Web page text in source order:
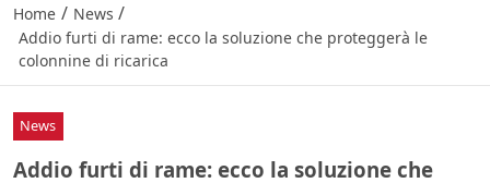
Home / News /
Addio furti di rame: ecco la soluzione che proteggerà le
colonnine di ricarica
News
Addio furti di rame: ecco la soluzione che